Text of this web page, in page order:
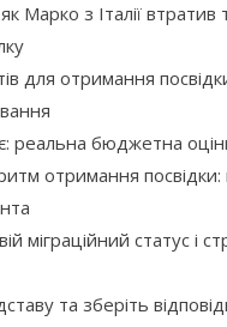
Марко з Італії втратив
для отримання
реальна бюджетна
отримання посвідки:
міграційний статус і
та зберіть